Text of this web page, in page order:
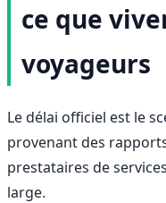
ce que
voyageurs
Le délai officiel est le
provenant des
prestataires de
large.